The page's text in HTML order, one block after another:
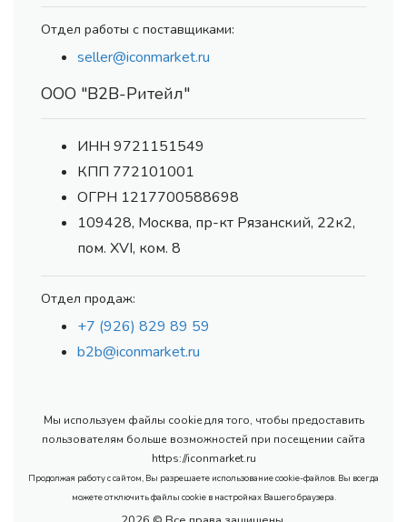
Отдел работы с поставщиками:
seller@iconmarket.ru
ООО "В2В-Ритейл"
ИНН 9721151549
КПП 772101001
ОГРН 1217700588698
109428, Москва, пр-кт Рязанский, 22к2,
пом. XVI, ком. 8
Отдел продаж:
+7 (926) 829 89 59
b2b@iconmarket.ru
Мы используем файлы cookie для того, чтобы предоставить
пользователям больше возможностей при посещении сайта
https://iconmarket.ru
Продолжая работу с сайтом, Вы разрешаете использование cookie-файлов. Вы всегда
можете отключить файлы cookie в настройках Вашего браузера.